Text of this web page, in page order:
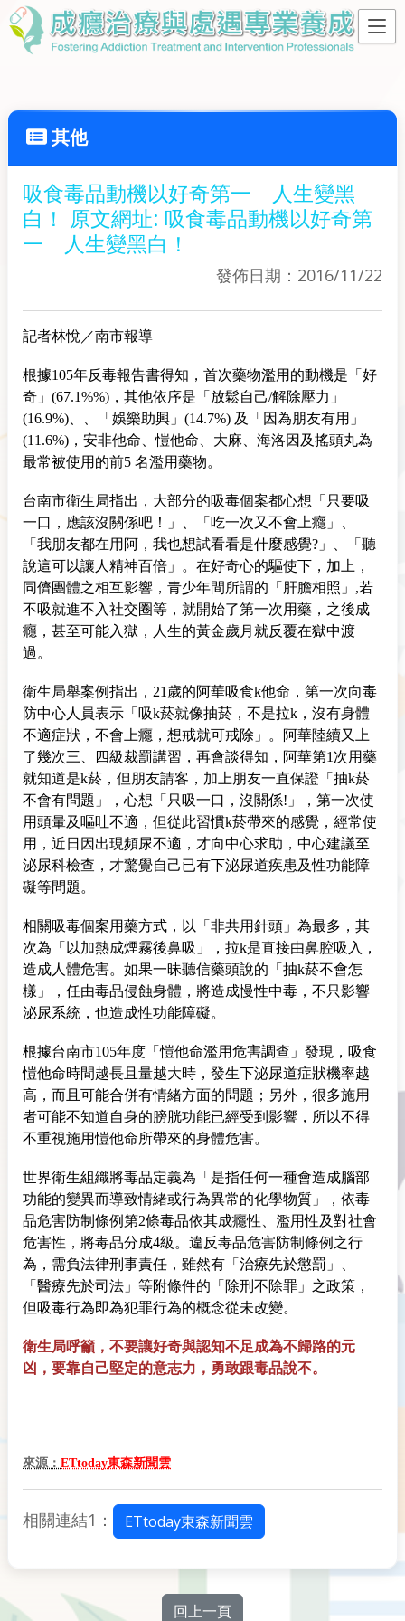
其他
吸食毒品動機以好奇第一 人生變黑
白！ 原文網址: 吸食毒品動機以好奇第
一 人生變黑白！
發佈日期：2016/11/22
記者林悅／南市報導
根據105年反毒報告書得知，首次藥物濫用的動機是「好
奇」(67.1%%)，其他依序是「放鬆自己/解除壓力」
(16.9%)、、「娛樂助興」(14.7%) 及「因為朋友有用」
(11.6%)，安非他命、愷他命、大麻、海洛因及搖頭丸為
最常被使用的前5 名濫用藥物。
台南市衛生局指出，大部分的吸毒個案都心想「只要吸
一口，應該沒關係吧！」、「吃一次又不會上癮」、
「我朋友都在用阿，我也想試看看是什麼感覺?」、「聽
說這可以讓人精神百倍」。在好奇心的驅使下，加上，
同儕團體之相互影響，青少年間所謂的「肝膽相照」,若
不吸就進不入社交圈等，就開始了第一次用藥，之後成
癮，甚至可能入獄，人生的黃金歲月就反覆在獄中渡
過。
衛生局舉案例指出，21歲的阿華吸食k他命，第一次向毒
防中心人員表示「吸k菸就像抽菸，不是拉k，沒有身體
不適症狀，不會上癮，想戒就可戒除」。阿華陸續又上
了幾次三、四級裁罰講習，再會談得知，阿華第1次用藥
就知道是k菸，但朋友請客，加上朋友一直保證「抽k菸
不會有問題」，心想「只吸一口，沒關係!」，第一次使
用頭暈及嘔吐不適，但從此習慣k菸帶來的感覺，經常使
用，近日因出現頻尿不適，才向中心求助，中心建議至
泌尿科檢查，才驚覺自己已有下泌尿道疾患及性功能障
礙等問題。
相關吸毒個案用藥方式，以「非共用針頭」為最多，其
次為「以加熱成煙霧後鼻吸」，拉k是直接由鼻腔吸入，
造成人體危害。如果一昧聽信藥頭說的「抽k菸不會怎
樣」，任由毒品侵蝕身體，將造成慢性中毒，不只影響
泌尿系統，也造成性功能障礙。
根據台南市105年度「愷他命濫用危害調查」發現，吸食
愷他命時間越長且量越大時，發生下泌尿道症狀機率越
高，而且可能合併有情緒方面的問題；另外，很多施用
者可能不知道自身的膀胱功能已經受到影響，所以不得
不重視施用愷他命所帶來的身體危害。
世界衛生組織將毒品定義為「是指任何一種會造成腦部
功能的變異而導致情緒或行為異常的化學物質」，依毒
品危害防制條例第2條毒品依其成癮性、濫用性及對社會
危害性，將毒品分成4級。違反毒品危害防制條例之行
為，需負法律刑事責任，雖然有「治療先於懲罰」、
「醫療先於司法」等附條件的「除刑不除罪」之政策，
但吸毒行為即為犯罪行為的概念從未改變。
衛生局呼籲，不要讓好奇與認知不足成為不歸路的元
凶，要靠自己堅定的意志力，勇敢跟毒品說不。
來源： ETtoday東森新聞雲
相關連結1： ETtoday東森新聞雲
回上一頁